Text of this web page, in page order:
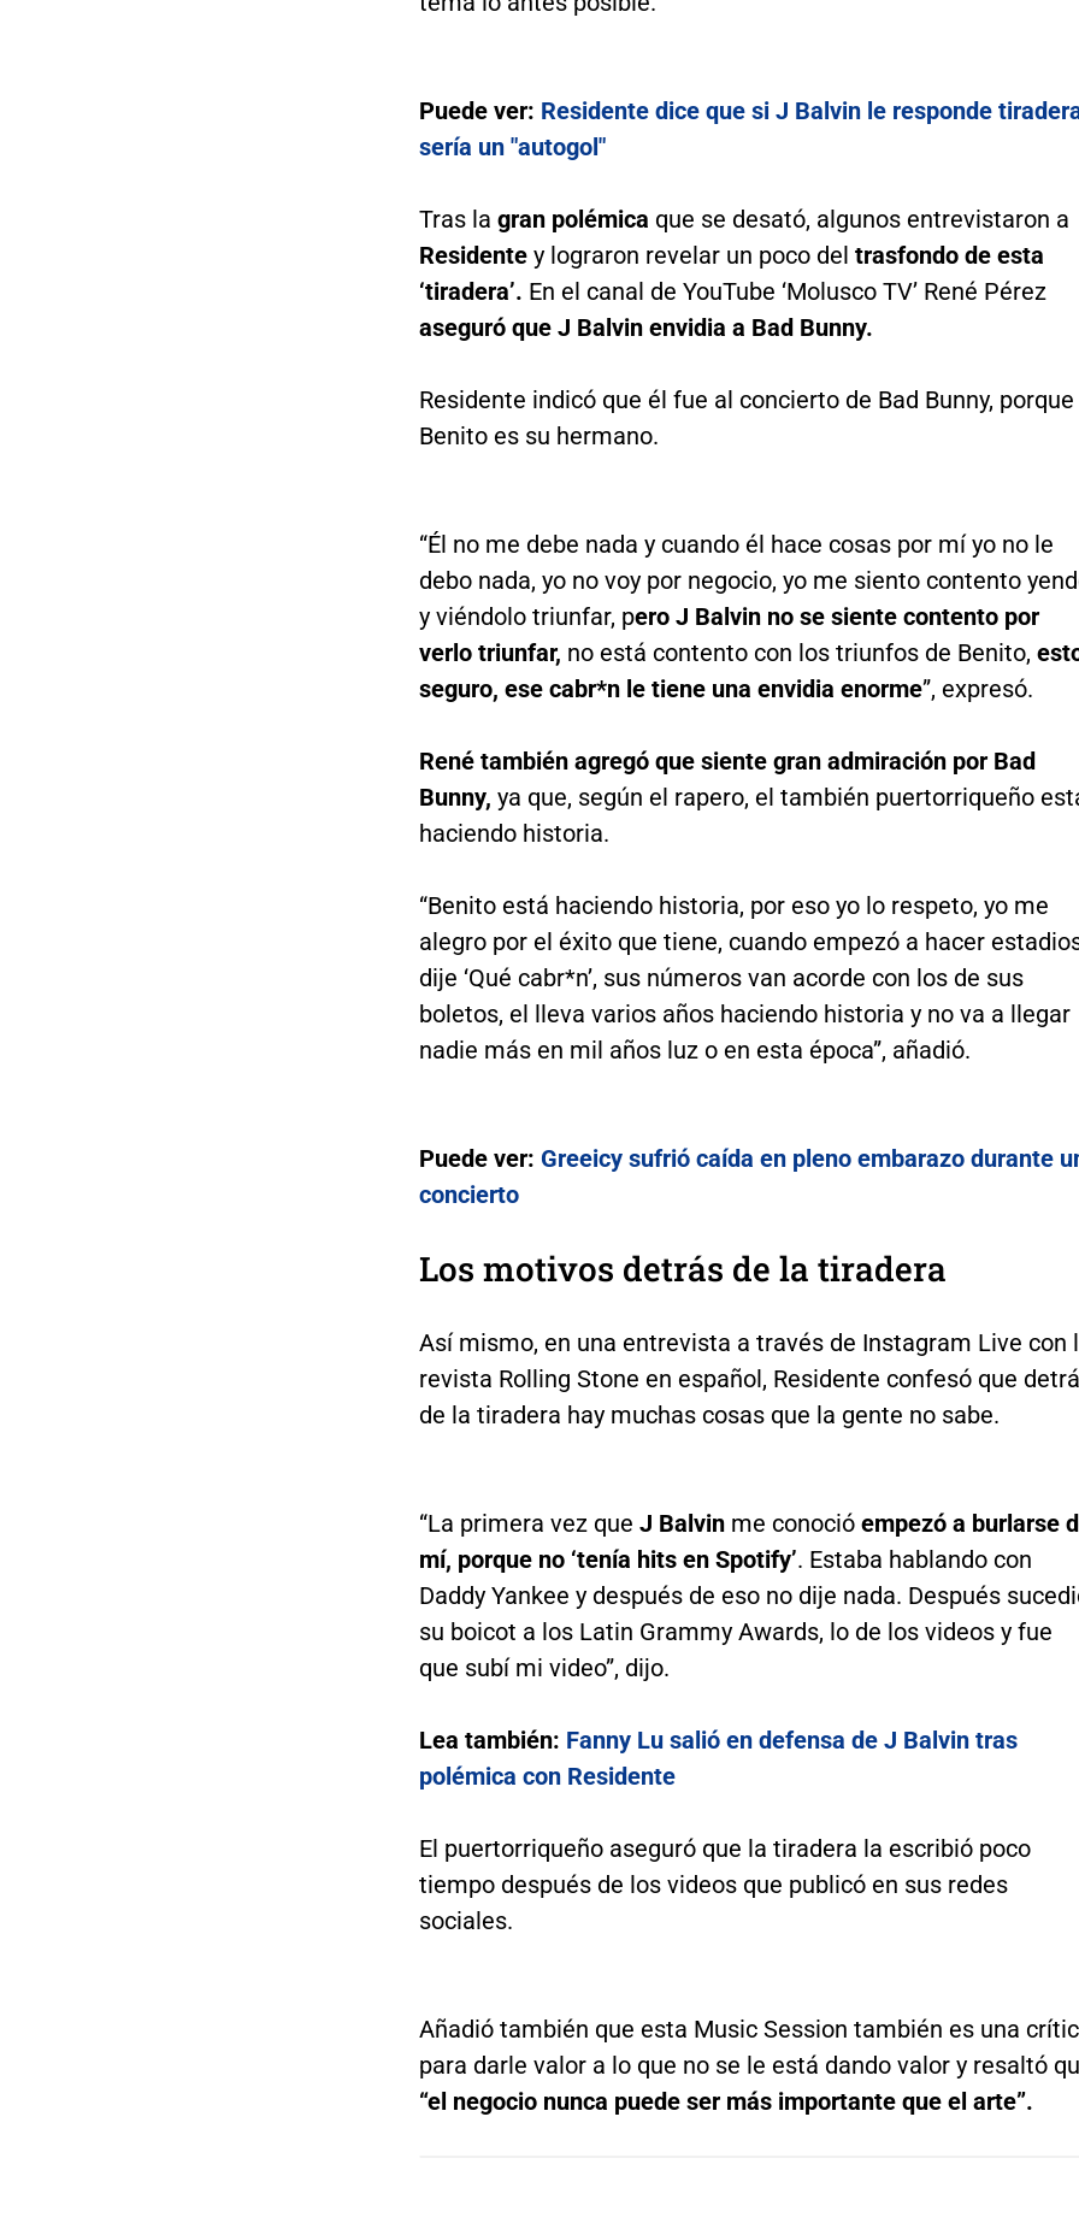
Puede ver: Residente dice que si J Balvin le responde
sería un "autogol"
Tras la gran polémica que se desató, algunos entrevistaron a
Residente y lograron revelar un poco del trasfondo de esta
‘tiradera’. En el canal de YouTube ‘Molusco TV’ René Pérez
aseguró que J Balvin envidia a Bad Bunny.
Residente indicó que él fue al concierto de Bad Bunny, porque
Benito es su hermano.
“Él no me debe nada y cuando él hace cosas por mí yo no le
debo nada, yo no voy por negocio, yo me siento contento
y viéndolo triunfar, pero J Balvin no se siente contento por
verlo triunfar, no está contento con los triunfos de Benito,
seguro, ese cabr*n le tiene una envidia enorme”, expresó.
René también agregó que siente gran admiración por Bad
Bunny, ya que, según el rapero, el también puertorriqueño
haciendo historia.
“Benito está haciendo historia, por eso yo lo respeto, yo me
alegro por el éxito que tiene, cuando empezó a hacer
dije ‘Qué cabr*n’, sus números van acorde con los de sus
boletos, el lleva varios años haciendo historia y no va a llegar
nadie más en mil años luz o en esta época”, añadió.
Puede ver: Greeicy sufrió caída en pleno embarazo durante
concierto
Los motivos detrás de la tiradera
Así mismo, en una entrevista a través de Instagram Live con
revista Rolling Stone en español, Residente confesó que
de la tiradera hay muchas cosas que la gente no sabe.
“La primera vez que J Balvinme conocióempezó a burlarse
mí, porque no ‘tenía hits en Spotify’. Estaba hablando con
Daddy Yankee y después de eso no dije nada. Después
su boicot a los Latin Grammy Awards, lo de los videos y fue
que subí mi video”, dijo.
Lea también: Fanny Lu salió en defensa de J Balvin tras
polémica con Residente
El puertorriqueño aseguró que la tiradera la escribió poco
tiempo después de los videos que publicó en sus redes
sociales.
Añadió también que esta Music Session también es una
para darle valor a lo que no se le está dando valor y resaltó
“el negocio nunca puede ser más importante que el arte”.